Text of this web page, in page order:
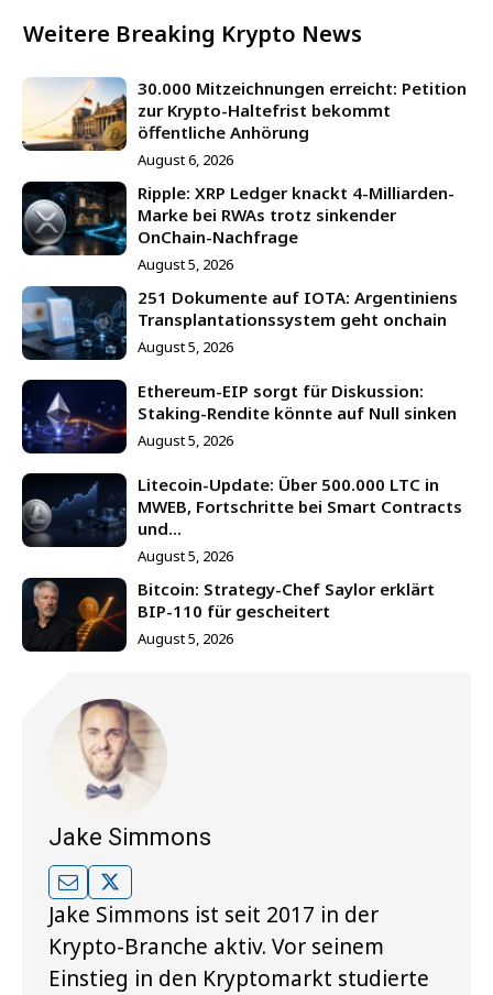
Weitere Breaking Krypto News
30.000 Mitzeichnungen erreicht: Petition
zur Krypto-Haltefrist bekommt
öffentliche Anhörung
August 6, 2026
Ripple: XRP Ledger knackt 4-Milliarden-
Marke bei RWAs trotz sinkender
OnChain-Nachfrage
August 5, 2026
251 Dokumente auf IOTA: Argentiniens
Transplantationssystem geht onchain
August 5, 2026
Ethereum-EIP sorgt für Diskussion:
Staking-Rendite könnte auf Null sinken
August 5, 2026
Litecoin-Update: Über 500.000 LTC in
MWEB, Fortschritte bei Smart Contracts
und...
August 5, 2026
Bitcoin: Strategy-Chef Saylor erklärt
BIP-110 für gescheitert
August 5, 2026
Jake Simmons
Jake Simmons ist seit 2017 in der
Krypto-Branche aktiv. Vor seinem
Einstieg in den Kryptomarkt studierte